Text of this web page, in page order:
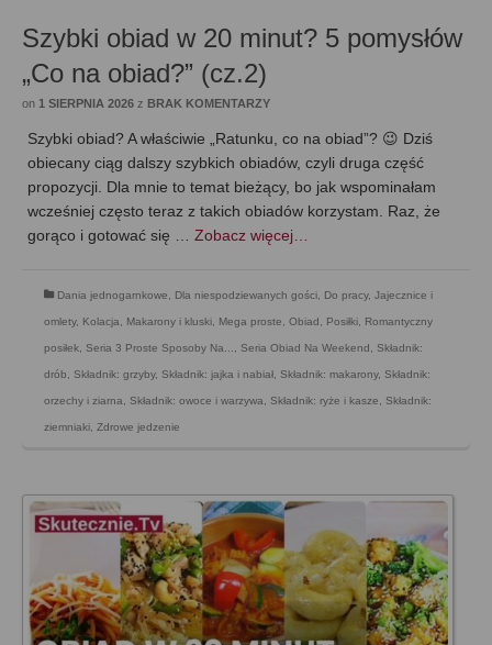
Szybki obiad w 20 minut? 5 pomysłów
„Co na obiad?” (cz.2)
on 1 SIERPNIA 2026 z BRAK KOMENTARZY
Szybki obiad? A właściwie „Ratunku, co na obiad”? 😉 Dziś
obiecany ciąg dalszy szybkich obiadów, czyli druga część
propozycji. Dla mnie to temat bieżący, bo jak wspominałam
wcześniej często teraz z takich obiadów korzystam. Raz, że
gorąco i gotować się … Zobacz więcej…
Dania jednogarnkowe, Dla niespodziewanych gości, Do pracy, Jajecznice i
omlety, Kolacja, Makarony i kluski, Mega proste, Obiad, Posiłki, Romantyczny
posiłek, Seria 3 Proste Sposoby Na..., Seria Obiad Na Weekend, Składnik:
drób, Składnik: grzyby, Składnik: jajka i nabiał, Składnik: makarony, Składnik:
orzechy i ziarna, Składnik: owoce i warzywa, Składnik: ryże i kasze, Składnik:
ziemniaki, Zdrowe jedzenie